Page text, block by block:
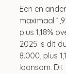
Een en
maximaal
plus 1,18%
2025 is dit
8.000, plus
loonsom.